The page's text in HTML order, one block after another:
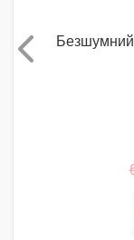
Безшумний